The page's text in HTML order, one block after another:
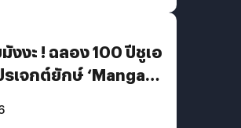
งงะ ! ฉลอง 100 ปีชูเอ
รเจกต์ยักษ์ ‘Manga
ด้วย